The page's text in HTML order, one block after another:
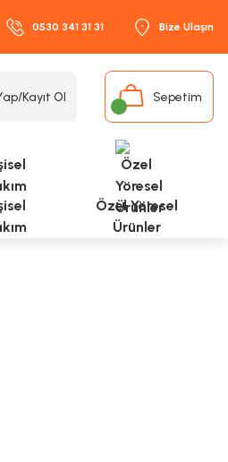
0530 341 31 31 Bize Ulaşın
Kayıt Ol Sepetim
Özel Yöresel
Ürünler